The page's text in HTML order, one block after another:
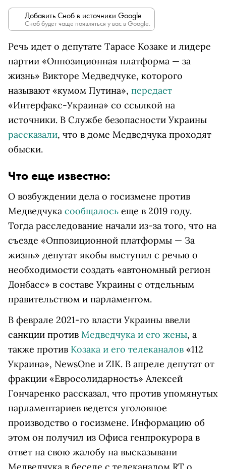
Добавить Сноб в источники Google
Сноб будет чаще появляться у вас в Google.
Речь идет о депутате Тарасе Козаке и лидере
партии «Оппозиционная платформа — за
жизнь» Викторе Медведчуке, которого
называют «кумом Путина», передает
«Интерфакс-Украина» со ссылкой на
источники. В Службе безопасности Украины
рассказали, что в доме Медведчука проходят
обыски.
Что еще известно:
О возбуждении дела о госизмене против
Медведчука сообщалось еще в 2019 году.
Тогда расследование начали из-за того, что на
съезде «Оппозиционной платформы — За
жизнь» депутат якобы выступил с речью о
необходимости создать «автономный регион
Донбасс» в составе Украины с отдельным
правительством и парламентом.
В феврале 2021-го власти Украины ввели
санкции против Медведчука и его жены, а
также против Козака и его телеканалов «112
Украина», NewsOne и ZIK. В апреле депутат от
фракции «Евросолидарность» Алексей
Гончаренко рассказал, что против упомянутых
парламентариев ведется уголовное
производство о госизмене. Информацию об
этом он получил из Офиса генпрокурора в
ответ на свою жалобу на высказывани